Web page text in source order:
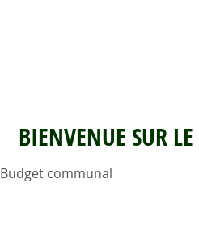
BIENVENUE SUR
Budget communal